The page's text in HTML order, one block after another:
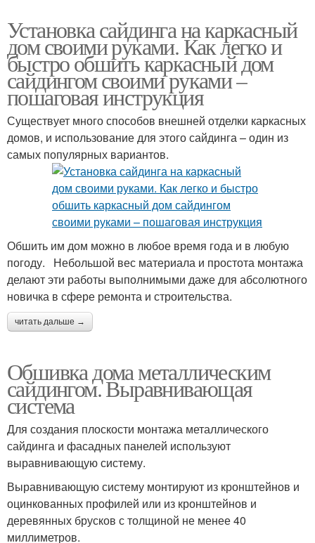
Установка сайдинга на каркасный
дом своими руками. Как легко и
быстро обшить каркасный дом
сайдингом своими руками –
пошаговая инструкция
Существует много способов внешней отделки каркасных
домов, и использование для этого сайдинга – один из
самых популярных вариантов.
Обшить им дом можно в любое время года и в любую
погоду. Небольшой вес материала и простота монтажа
делают эти работы выполнимыми даже для абсолютного
новичка в сфере ремонта и строительства.
читать дальше →
Обшивка дома металлическим
сайдингом. Выравнивающая
система
Для создания плоскости монтажа металлического
сайдинга и фасадных панелей используют
выравнивающую систему.
Выравнивающую систему монтируют из кронштейнов и
оцинкованных профилей или из кронштейнов и
деревянных брусков с толщиной не менее 40
миллиметров.